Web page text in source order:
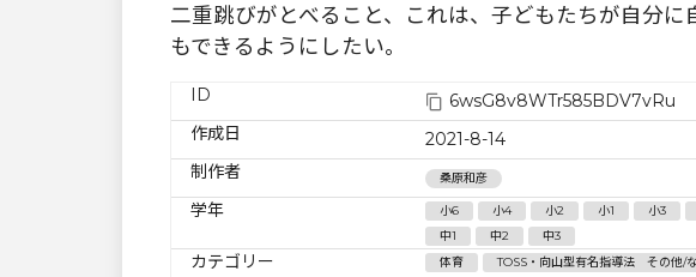
二重跳びがとべること、これは、子どもたちが自分
もできるようにしたい。
ID
6wsG8v8WTr585BDV7vRu
作成日
2021-8-14
制作者
桑原和彦
学年 小6 小4 小2 小1 小3
中1
中2 中3
カテゴリー 体育
TOSS・向山型有名指導法 その他/